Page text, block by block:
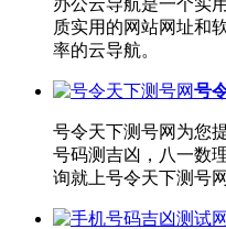
办公云导航是一个实
质实用的网站网址和
率的云导航。
号
号令天下测号网为您
号码测吉凶，八一数
询就上号令天下测号